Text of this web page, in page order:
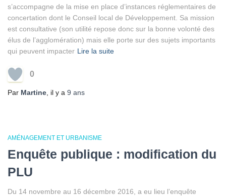
s’accompagne de la mise en place d’instances réglementaires de
concertation dont le Conseil local de Développement. Sa mission
est consultative (son utilité repose donc sur la bonne volonté des
élus de l’agglomération) mais elle porte sur des sujets importants
qui peuvent impacter Lire la suite
0
Par Martine , il y a 9 ans
AMÉNAGEMENT ET URBANISME
Enquête publique : modification du
PLU
Du 14 novembre au 16 décembre 2016, a eu lieu l’enquête